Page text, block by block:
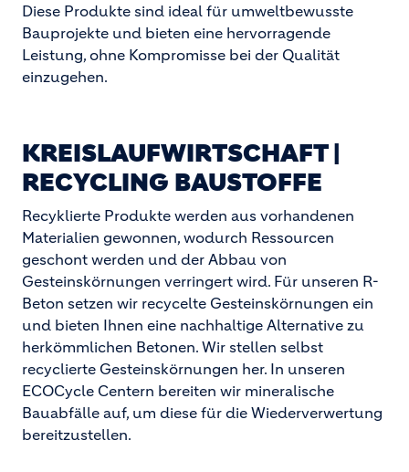
Diese Produkte sind ideal für umweltbewusste
Bauprojekte und bieten eine hervorragende
Leistung, ohne Kompromisse bei der Qualität
einzugehen.
KREISLAUFWIRTSCHAFT |
RECYCLING BAUSTOFFE
Recyklierte Produkte werden aus vorhandenen
Materialien gewonnen, wodurch Ressourcen
geschont werden und der Abbau von
Gesteinskörnungen verringert wird. Für unseren R-
Beton setzen wir recycelte Gesteinskörnungen ein
und bieten Ihnen eine nachhaltige Alternative zu
herkömmlichen Betonen. Wir stellen selbst
recyclierte Gesteinskörnungen her. In unseren
ECOCycle Centern bereiten wir mineralische
Bauabfälle auf, um diese für die Wiederverwertung
bereitzustellen.